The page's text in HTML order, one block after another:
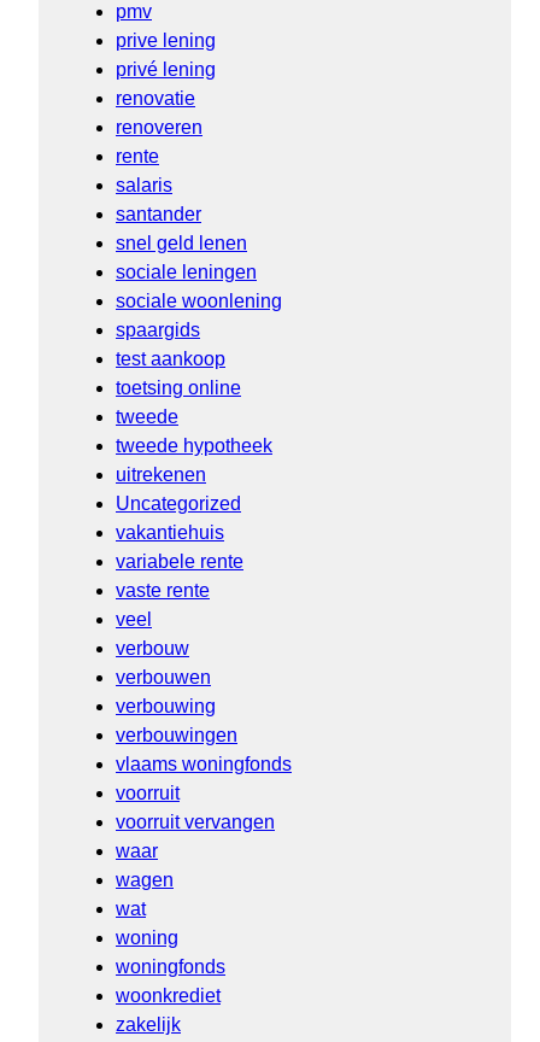
pmv
prive lening
privé lening
renovatie
renoveren
rente
salaris
santander
snel geld lenen
sociale leningen
sociale woonlening
spaargids
test aankoop
toetsing online
tweede
tweede hypotheek
uitrekenen
Uncategorized
vakantiehuis
variabele rente
vaste rente
veel
verbouw
verbouwen
verbouwing
verbouwingen
vlaams woningfonds
voorruit
voorruit vervangen
waar
wagen
wat
woning
woningfonds
woonkrediet
zakelijk